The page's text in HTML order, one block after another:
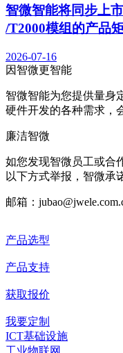
智微智能将同步上
/T2000模组的产品
2026-07-16
因智微更智能
智微智能为您提供量身
硬件开发的各种需求，
廉洁智微
如您发现智微员工或合
以下方式举报，智微承
邮箱：
产品选型
产品支持
获取报价
我要定制
ICT基础设施
工业物联网